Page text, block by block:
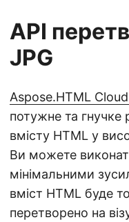
API
JPG
Aspose.HTML
потужне та гнучке
вмісту HTML у
Ви можете
мінімальними
вміст HTML буде
перетворено на